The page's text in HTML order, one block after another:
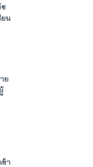
ช
ยน
ย
ข้า